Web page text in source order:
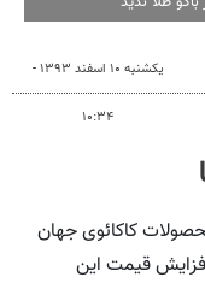
یکشنبه ۱۰ اسفند ۱۳۹۳ -
۱۰:۳۴
کاکائوی جهان
قیمت این